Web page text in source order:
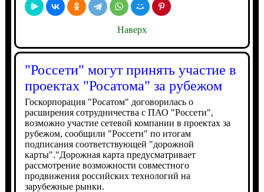
Наверх
"Россети" могут принять участие в
проектах "Росатома" за рубежом
Госкорпорация "Росатом" договорилась о
расширения сотрудничества с ПАО "Россети",
возможно участие сетевой компании в проектах за
рубежом, сообщили "Россети" по итогам
подписания соответствующей "дорожной
карты"."Дорожная карта предусматривает
рассмотрение возможности совместного
продвижения российских технологий на
зарубежные рынки.